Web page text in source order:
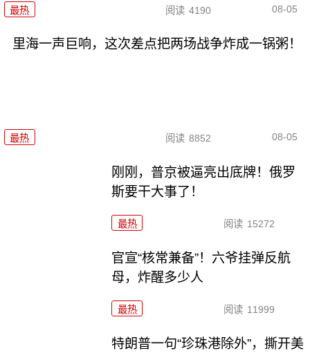
最热 阅读 4190 08-05
里海一声巨响，这次差点把两场战争炸成一锅粥！
最热 阅读 8852 08-05
刚刚，普京被逼亮出底牌！俄罗
斯要干大事了！
最热 阅读 15272
官宣“核常兼备”！六爷挂弹反航
母，炸醒多少人
最热 阅读 11999
特朗普一句“珍珠港除外”，撕开美